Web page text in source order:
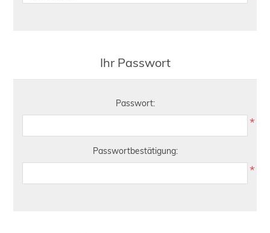
Ihr Passwort
Passwort:
*
Passwortbestätigung:
*